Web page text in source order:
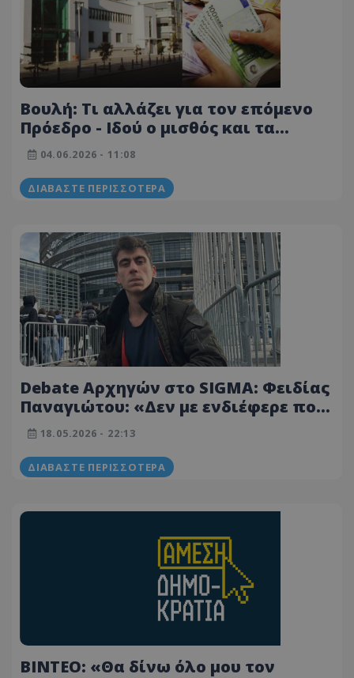
Βουλή: Τι αλλάζει για τον επόμενο
Πρόεδρο - Ιδού ο μισθός και τα
ωφελήματα που θα λαμβάνει
04.06.2026 - 11:08
ΔΙΑΒΆΣΤΕ ΠΕΡΙΣΣΌΤΕΡΑ
Debate Αρχηγών στο SIGMA: Φειδίας
Παναγιώτου: «Δεν με ενδιέφερε ποτέ
ο μισθός» - Σκέψεις για να θέσει
στον κόσμο το μέλλον του ως
Ευρωβουλευτής
18.05.2026 - 22:13
ΔΙΑΒΆΣΤΕ ΠΕΡΙΣΣΌΤΕΡΑ
ΒΙΝΤΕΟ: «Θα δίνω όλο μου τον